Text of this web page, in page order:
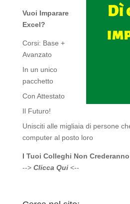
Vuoi Imparare
Excel?
Corsi: Base +
Avanzato
In un unico
pacchetto
Con Attestato
Il Futuro!
Unisciti alle migliaia di persone
computer al posto loro
I Tuoi Colleghi Non
--> Clicca Qui<--